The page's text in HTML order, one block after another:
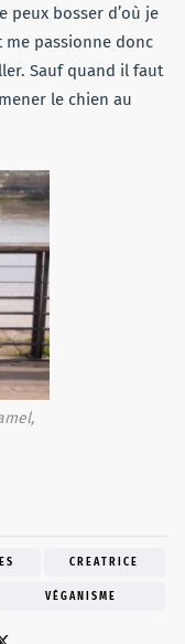
peux bosser d’où je
me passionne donc
Sauf quand il faut
le chien au
CREATRICE
VÉGANISME